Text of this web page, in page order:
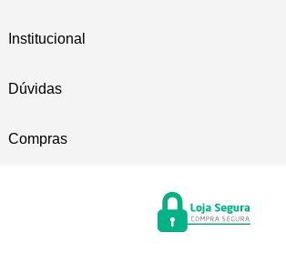
Institucional
Dúvidas
Compras